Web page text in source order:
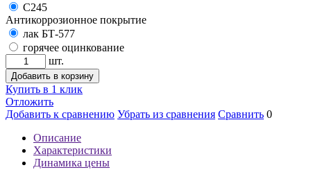
С245
Антикоррозионное покрытие
лак БТ-577
горячее оцинкование
шт.
Добавить в корзину
Купить в 1 клик
Отложить
Добавить к сравнению Убрать из сравнения Сравнить 0
Описание
Характеристики
Динамика цены